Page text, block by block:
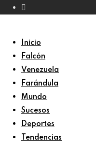
Inicio
Falcón
Venezuela
Farándula
Mundo
Sucesos
Deportes
Tendencias